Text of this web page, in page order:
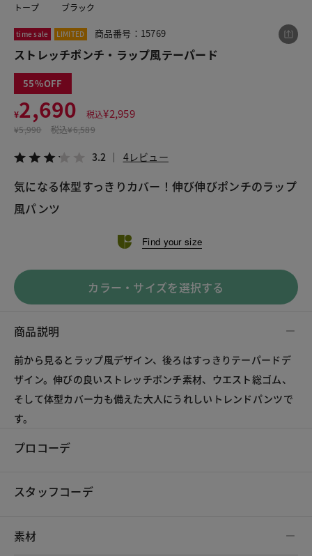
トープ ブラック
time sale LIMITED 商品番号：15769
ストレッチポンチ・ラップ風テーパード
55
¥2,690 税込¥2,959
¥5,990 税込¥6,589
3.2 4レビュー
気になる体型すっきりカバー！伸び伸びポンチのラップ
風パンツ
Find your size
カラー・サイズを選択する
商品説明
前から見るとラップ風デザイン、後ろはすっきりテーパードデ
ザイン。伸びの良いストレッチポンチ素材、ウエスト総ゴム、
そして体型カバー力も備えた大人にうれしいトレンドパンツで
す。
プロコーデ
スタッフコーデ
素材
この商品をシェアする
¥2,690 税込¥2,959